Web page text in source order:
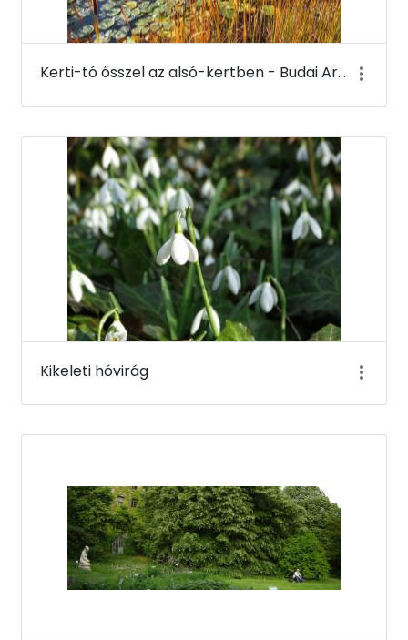
Kerti-tó ősszel az alsó-kertben - Budai Arborétum
Kikeleti hóvirág